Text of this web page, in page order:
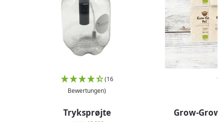
(16
Bewertungen)
Tryksprøjte Grow-